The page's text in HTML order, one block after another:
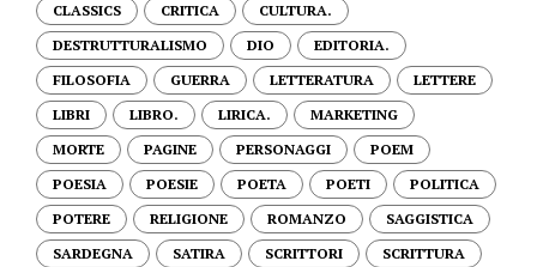
CLASSICS
CRITICA
CULTURA.
DESTRUTTURALISMO
DIO
EDITORIA.
FILOSOFIA
GUERRA LETTERATURA
LETTERE
LIBRI
LIBRO. LIRICA.
MARKETING
MORTE
PAGINE PERSONAGGI
POEM
POESIA
POESIE POETA POETI
POLITICA
POTERE
RELIGIONE ROMANZO
SAGGISTICA
SARDEGNA
SATIRA SCRITTORI
SCRITTURA